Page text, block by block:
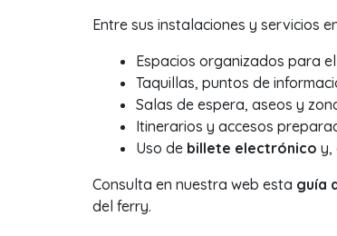
Entre sus instalaciones y servicios
Espacios organizados para
Taquillas, puntos de
Salas de espera, aseos y
Itinerarios y accesos
Uso de billete electrónico y,
Consulta en nuestra web esta guía
del ferry.